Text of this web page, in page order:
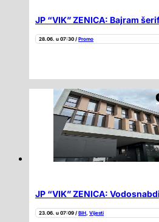
JP “VIK” ZENICA: Bajram
28.06. u 07:30 / Promo
JP “VIK” ZENICA:
23.06. u 07:09 / BiH, Vijesti